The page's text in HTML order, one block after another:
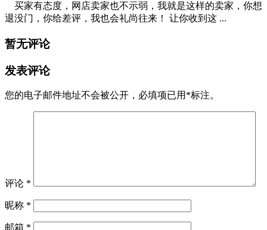
买家有态度，网店卖家也不示弱，我就是这样的卖家，你想
退没门，你给差评，我也会礼尚往来！ 让你收到这 ...
暂无评论
发表评论
您的电子邮件地址不会被公开， 必填项已用 *标注。
评论 *
昵称 *
邮箱 *